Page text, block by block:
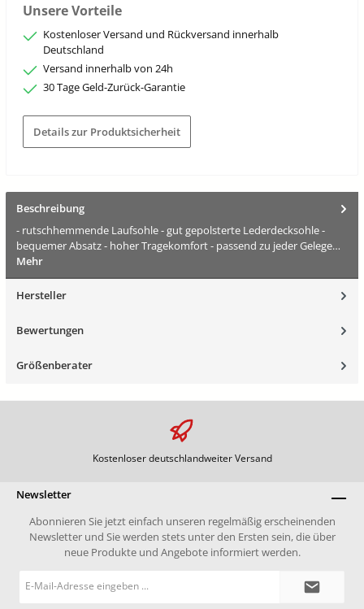
Unsere Vorteile
Kostenloser Versand und Rückversand innerhalb
Deutschland
Versand innerhalb von 24h
30 Tage Geld-Zurück-Garantie
Details zur Produktsicherheit
Beschreibung
- rutschhemmende Laufsohle - gut gepolsterte Lederdecksohle -
bequemer Absatz - hoher Tragekomfort - passend zu jeder Gelege…
Mehr
Hersteller
Bewertungen
Größenberater
Kostenloser deutschlandweiter Versand
Newsletter
Abonnieren Sie jetzt einfach unseren regelmäßig erscheinenden
Newsletter und Sie werden stets unter den Ersten sein, die über
neue Produkte und Angebote informiert werden.